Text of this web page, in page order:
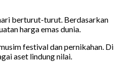
berturut-turut. Berdasarkan
harga emas dunia.
festival dan pernikahan. Di
aset lindung nilai.